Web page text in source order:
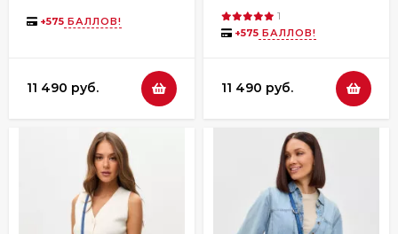
+575 БАЛЛОВ!
11 490 руб.
1
+575 БАЛЛОВ!
11 490 руб.